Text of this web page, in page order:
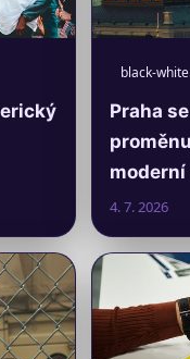
black-
Praha
4. 7. 2026